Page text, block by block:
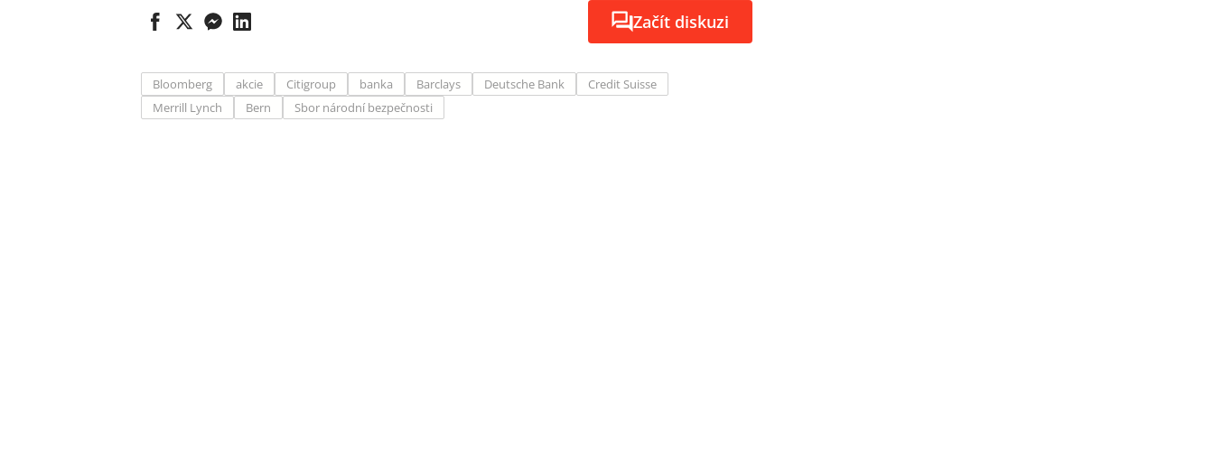
Začít diskuzi
Bloomberg akcie Citigroup banka Barclays Deutsche Bank
Credit Suisse
Merrill Lynch
Bern Sbor národní bezpečnosti